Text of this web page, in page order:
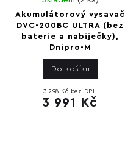
Akumulátorový vysavač
DVC-200BC ULTRA (bez
baterie a nabiječky),
Dnipro-M
3 298 Kč bez DPH
3 991 Kč
Do košíku